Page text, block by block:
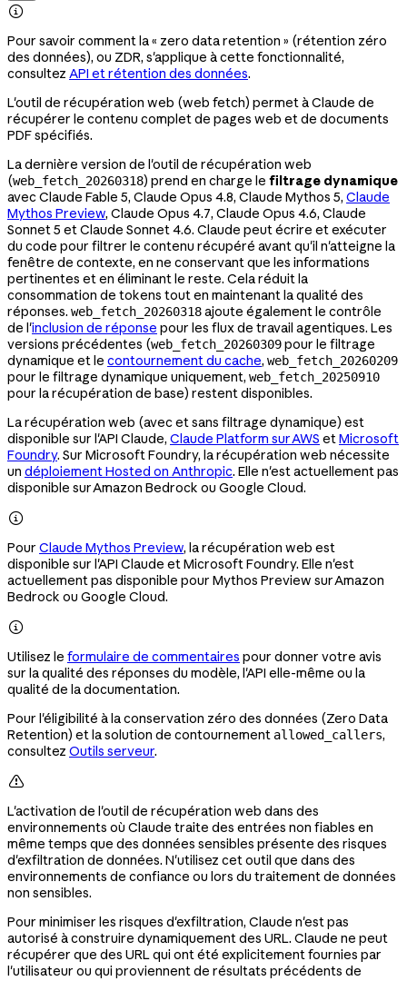

Pour savoir comment la « zero data retention » (rétention zéro
des données), ou ZDR, s'applique à cette fonctionnalité,
consultez API et rétention des données.
L'outil de récupération web (web fetch) permet à Claude de
récupérer le contenu complet de pages web et de documents
PDF spécifiés.
La dernière version de l'outil de récupération web
(web_fetch_20260318) prend en charge le filtrage dynamique
avec Claude Fable 5, Claude Opus 4.8, Claude Mythos 5, Claude
Mythos Preview, Claude Opus 4.7, Claude Opus 4.6, Claude
Sonnet 5 et Claude Sonnet 4.6. Claude peut écrire et exécuter
du code pour filtrer le contenu récupéré avant qu'il n'atteigne la
fenêtre de contexte, en ne conservant que les informations
pertinentes et en éliminant le reste. Cela réduit la
consommation de tokens tout en maintenant la qualité des
réponses. web_fetch_20260318ajoute également le contrôle
de l'inclusion de réponse pour les flux de travail agentiques. Les
versions précédentes (web_fetch_20260309pour le filtrage
dynamique et le contournement du cache, web_fetch_20260209
pour le filtrage dynamique uniquement, web_fetch_20250910
pour la récupération de base) restent disponibles.
La récupération web (avec et sans filtrage dynamique) est
disponible sur l'API Claude, Claude Platform sur AWS etMicrosoft
Foundry. Sur Microsoft Foundry, la récupération web nécessite
un déploiement Hosted on Anthropic. Elle n'est actuellement pas
disponible sur Amazon Bedrock ou Google Cloud.

Pour Claude Mythos Preview, la récupération web est
disponible sur l'API Claude et Microsoft Foundry. Elle n'est
actuellement pas disponible pour Mythos Preview sur Amazon
Bedrock ou Google Cloud.

Utilisez le formulaire de commentaires pour donner votre avis
sur la qualité des réponses du modèle, l'API elle-même ou la
qualité de la documentation.
Pour l'éligibilité à la conservation zéro des données (Zero Data
Retention) et la solution de contournement allowed_callers,
consultez Outils serveur.

L'activation de l'outil de récupération web dans des
environnements où Claude traite des entrées non fiables en
même temps que des données sensibles présente des risques
d'exfiltration de données. N'utilisez cet outil que dans des
environnements de confiance ou lors du traitement de données
non sensibles.
Pour minimiser les risques d'exfiltration, Claude n'est pas
autorisé à construire dynamiquement des URL. Claude ne peut
récupérer que des URL qui ont été explicitement fournies par
l'utilisateur ou qui proviennent de résultats précédents de